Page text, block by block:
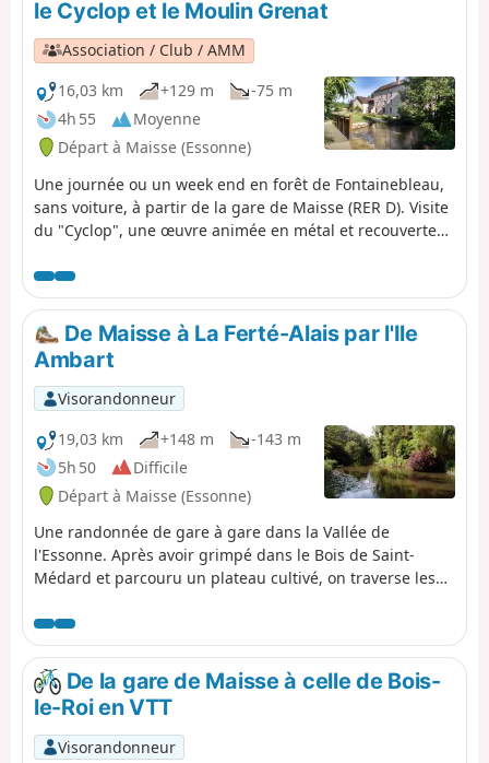
parcours est l'église du Vaudoué. Puis, le chemin part à
la rencontre de l'Ancienne Commanderie des Templiers
avant de traverser des bois et des champs en direction
de l'Essonne et de l’Église Saint-Martin à Malesherbes.
le Cyclop et le Moulin Grenat
Association / Club / AMM
16,03 km
+129 m
-75 m
4h 55
Moyenne
Départ à Maisse (Essonne)
Une journée ou un week end en forêt de Fontainebleau,
sans voiture, à partir de la gare de Maisse (RER D). Visite
du "Cyclop", une œuvre animée en métal et recouverte
étages, qui trône au cœur de la forêt de Milly.
Monumentale et cachée, elle scrute l’environnement de
son œil unique et doré.
De Maisse à La Ferté-Alais par l'Ile
Ambart
Visorandonneur
19,03 km
+148 m
-143 m
5h 50
Difficile
Départ à Maisse (Essonne)
Une randonnée de gare à gare dans la Vallée de
l'Essonne. Après avoir grimpé dans le Bois de Saint-
Médard et parcouru un plateau cultivé, on traverse les
plusieurs reprises la rivière, on passe sur une petite île,
et le Marais de Jarcy peut intéresser les passionnés de
nature. Plusieurs églises et quelques lavoirs sont
également au rendez-vous.
De la gare de Maisse à celle de Bois-
le-Roi en VTT
Visorandonneur